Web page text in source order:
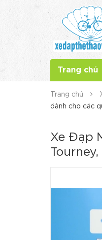
Trang chủ
Trang chủ
dành cho các
Xe Đạp